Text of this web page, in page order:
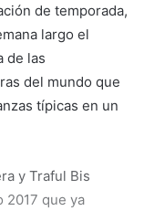
de temporada,
largo el
de las
del mundo que
típicas en un
y Traful Bis
2017 que ya